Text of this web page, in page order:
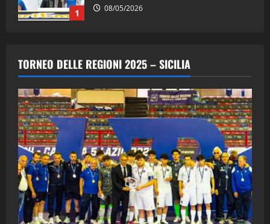
1 08/05/2026
2
“SportEmpire” in Podcast: 29^ Puntata
(Martedi 28 Aprile 2026)
28/04/2026
3
"SportEmpire" in Podcast
“SportEmpire” in Podcast: 28^ Puntata
(Martedi 21 Aprile 2026)
21/04/2026
"SportEmpire" in Podcast Sport News
“SportEmpire” in Podcast: 27^ Puntata
TORNEO DELLE REGIONI 2025 – SICILIA